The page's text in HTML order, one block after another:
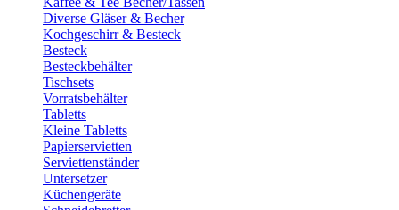
Diverse Gläser & Becher
Kochgeschirr & Besteck
Besteck
Besteckbehälter
Tischsets
Vorratsbehälter
Tabletts
Kleine Tabletts
Papierservietten
Serviettenständer
Untersetzer
Küchengeräte